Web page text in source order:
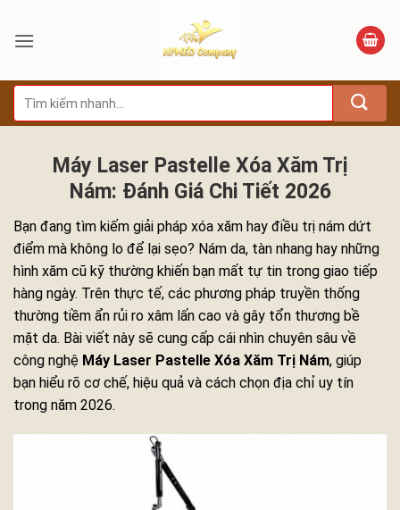
qua
dung
Tìm
kiếm:
Máy Laser Pastelle Xóa Xăm Trị
Nám: Đánh Giá Chi Tiết 2026
Bạn đang tìm kiếm giải pháp xóa xăm hay điều trị nám dứt
điểm mà không lo để lại sẹo? Nám da, tàn nhang hay những
hình xăm cũ kỹ thường khiến bạn mất tự tin trong giao tiếp
hàng ngày. Trên thực tế, các phương pháp truyền thống
thường tiềm ẩn rủi ro xâm lấn cao và gây tổn thương bề
mặt da. Bài viết này sẽ cung cấp cái nhìn chuyên sâu về
công nghệ Máy Laser Pastelle Xóa Xăm Trị Nám, giúp
bạn hiểu rõ cơ chế, hiệu quả và cách chọn địa chỉ uy tín
trong năm 2026.